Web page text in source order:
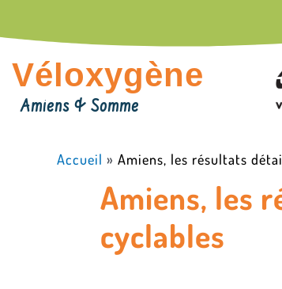
au
contenu
Véloxygène
Amiens & Somme
Accueil » Amiens, les résultats
Amiens, les
cyclables